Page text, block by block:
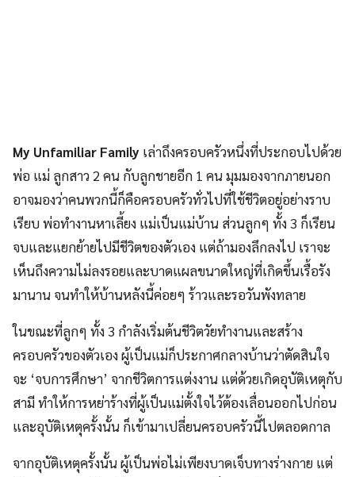
My Unfamiliar Family เล่าถึงครอบครัวหนึ่งที่ประกอบไปด้วย
พ่อ แม่ ลูกสาว 2 คน กับลูกชายอีก 1 คน มุมมองจากภายนอก
อาจมองว่าคนพวกนี้ก็คือครอบครัวทั่วไปที่ใช้ชีวิตอยู่อย่างราบ
เรียบ พ่อทำงานหาเลี้ยง แม่เป็นแม่บ้าน ส่วนลูกๆ ทั้ง 3 ก็เรียน
จบและแยกย้ายไปมีชีวิตของตัวเอง แต่ถ้ามองลึกลงไป เราจะ
เห็นถึงความไม่ลงรอยและบาดแผลขนาดใหญ่ที่เกิดขึ้นเรื้อรัง
มานาน จนทำให้บ้านหลังนี้ค่อยๆ ร้าวและรอวันพังทลาย
ในขณะที่ลูกๆ ทั้ง 3 กำลังเริ่มต้นชีวิตวัยทำงานและสร้าง
ครอบครัวของตัวเอง ผู้เป็นแม่ก็ประกาศกลางบ้านว่าตัดสินใจ
จะ ‘จบการศึกษา’ จากชีวิตการแต่งงาน แต่ด้วยเกิดอุบัติเหตุกับ
สามี ทำให้การหย่าร้างที่ผู้เป็นแม่ตั้งใจไว้ต้องเลื่อนออกไปก่อน
และอุบัติเหตุครั้งนั้น ก็เข้ามาเปลี่ยนครอบครัวนี้ไปตลอดกาล
จากอุบัติเหตุครั้งนั้น ผู้เป็นพ่อไม่เพียงบาดเจ็บทางร่างกาย แต่